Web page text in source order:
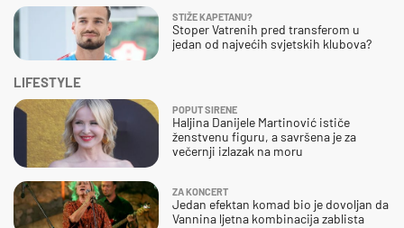
STIŽE KAPETANU?
Stoper Vatrenih pred transferom u
jedan od najvećih svjetskih klubova?
LIFESTYLE
POPUT SIRENE
Haljina Danijele Martinović ističe
ženstvenu figuru, a savršena je za
večernji izlazak na moru
ZA KONCERT
Jedan efektan komad bio je dovoljan da
Vannina ljetna kombinacija zablista